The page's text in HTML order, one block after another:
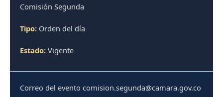
Comisión Segunda
Tipo: Orden del día
Estado: Vigente
Correo del evento comision.segunda@camara.gov.co